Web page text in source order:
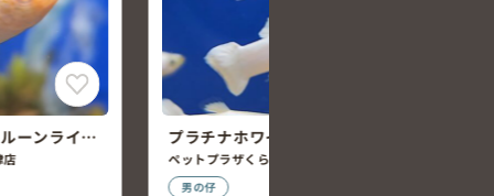
ーンライ
店
プラチナホワイトグッピー
ペットプラザくらす西宮今津店
男の仔